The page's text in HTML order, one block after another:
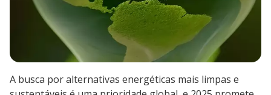
A busca por alternativas energéticas mais limpas e